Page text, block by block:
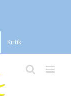
Kritik